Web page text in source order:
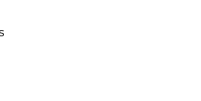
avis, streaming,